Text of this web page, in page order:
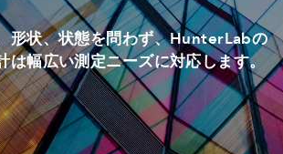
形状、状態を問わず、HunterLabの
は幅広い測定ニーズに対応します。